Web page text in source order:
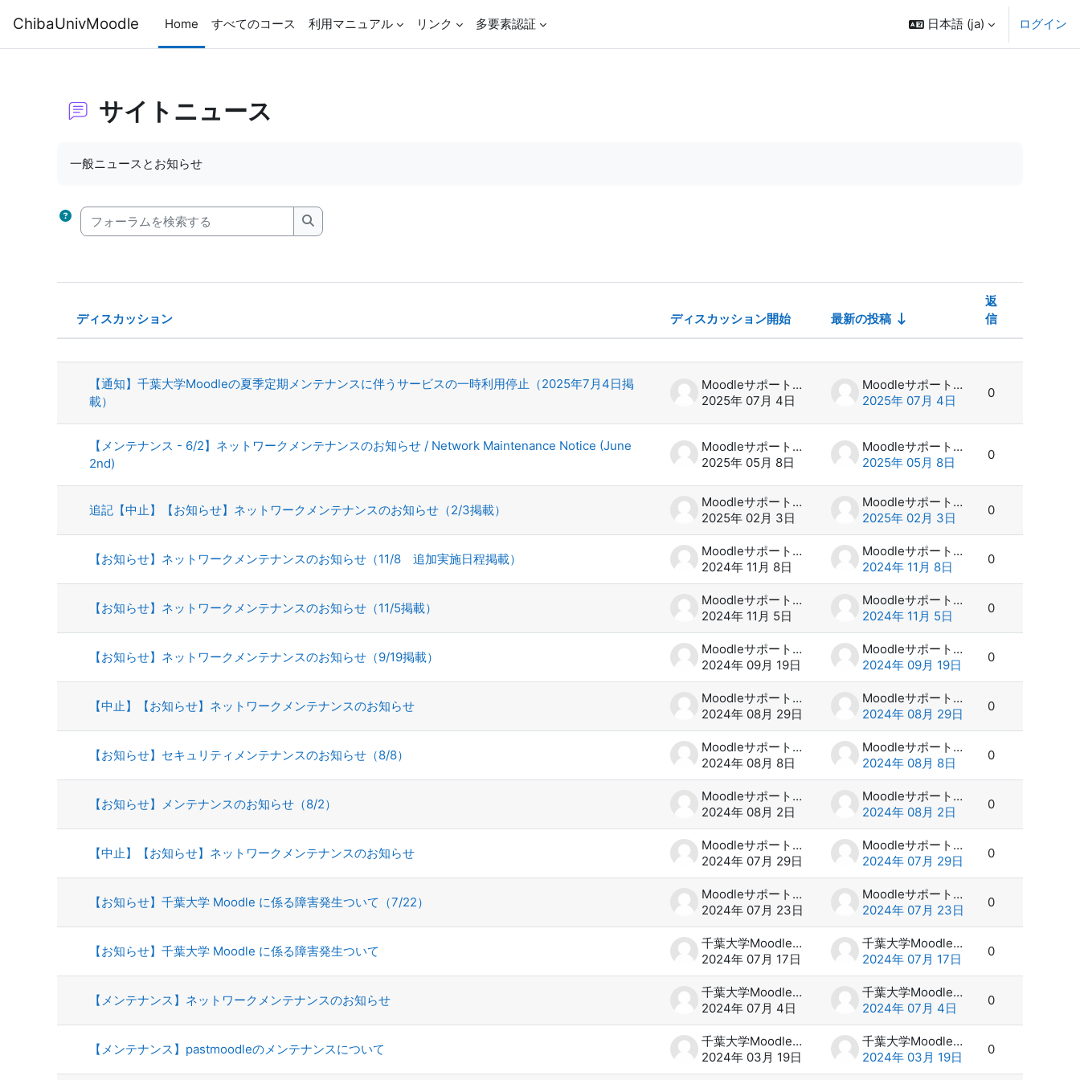
ChibaUnivMoodle Home すべてのコース 利用マニュアル リンク 多要素認証 日本語 ‎(ja)‎ ログイン
サイトニュース
一般ニュースとお知らせ
フォーラムを検索する
フォーラムを検索する
ステータス
ディスカッション ディスカッション開始 最新の投稿
返
信
操作
【通知】千葉大学Moodleの夏季定期メンテナンスに伴うサービスの一時利用停止（2025年7月4日掲
載）
Moodleサポート スタッフ
2025年 07月 4日
Moodleサポート スタッフ
2025年 07月 4日
0
【メンテナンス - 6/2】ネットワークメンテナンスのお知らせ / Network Maintenance Notice (June
2nd)
Moodleサポート スタッフ
2025年 05月 8日
Moodleサポート スタッフ
2025年 05月 8日
0
追記【中止】【お知らせ】ネットワークメンテナンスのお知らせ（2/3掲載）
Moodleサポート スタッフ
2025年 02月 3日
Moodleサポート スタッフ
2025年 02月 3日
0
【お知らせ】ネットワークメンテナンスのお知らせ（11/8 追加実施日程掲載）
Moodleサポート スタッフ
2024年 11月 8日
Moodleサポート スタッフ
2024年 11月 8日
0
【お知らせ】ネットワークメンテナンスのお知らせ（11/5掲載）
Moodleサポート スタッフ
2024年 11月 5日
Moodleサポート スタッフ
2024年 11月 5日
0
【お知らせ】ネットワークメンテナンスのお知らせ（9/19掲載）
Moodleサポート スタッフ
2024年 09月 19日
Moodleサポート スタッフ
2024年 09月 19日
0
【中止】【お知らせ】ネットワークメンテナンスのお知らせ
Moodleサポート スタッフ
2024年 08月 29日
Moodleサポート スタッフ
2024年 08月 29日
0
【お知らせ】セキュリティメンテナンスのお知らせ（8/8）
Moodleサポート スタッフ
2024年 08月 8日
Moodleサポート スタッフ
2024年 08月 8日
0
【お知らせ】メンテナンスのお知らせ（8/2）
Moodleサポート スタッフ
2024年 08月 2日
Moodleサポート スタッフ
2024年 08月 2日
0
【中止】【お知らせ】ネットワークメンテナンスのお知らせ
Moodleサポート スタッフ
2024年 07月 29日
Moodleサポート スタッフ
2024年 07月 29日
0
【お知らせ】千葉大学 Moodle に係る障害発生ついて（7/22）
Moodleサポート スタッフ
2024年 07月 23日
Moodleサポート スタッフ
2024年 07月 23日
0
【お知らせ】千葉大学 Moodle に係る障害発生ついて
千葉大学Moodle 管理者
2024年 07月 17日
千葉大学Moodle 管理者
2024年 07月 17日
0
【メンテナンス】ネットワークメンテナンスのお知らせ
千葉大学Moodle 管理者
2024年 07月 4日
千葉大学Moodle 管理者
2024年 07月 4日
0
【メンテナンス】pastmoodleのメンテナンスについて
千葉大学Moodle 管理者
2024年 03月 19日
千葉大学Moodle 管理者
2024年 03月 19日
0